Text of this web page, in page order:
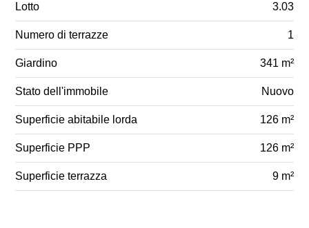
Lotto 3.03
Numero di terrazze 1
Giardino 341 m²
Stato dell'immobile Nuovo
Superficie abitabile lorda 126 m²
Superficie PPP 126 m²
Superficie terrazza 9 m²